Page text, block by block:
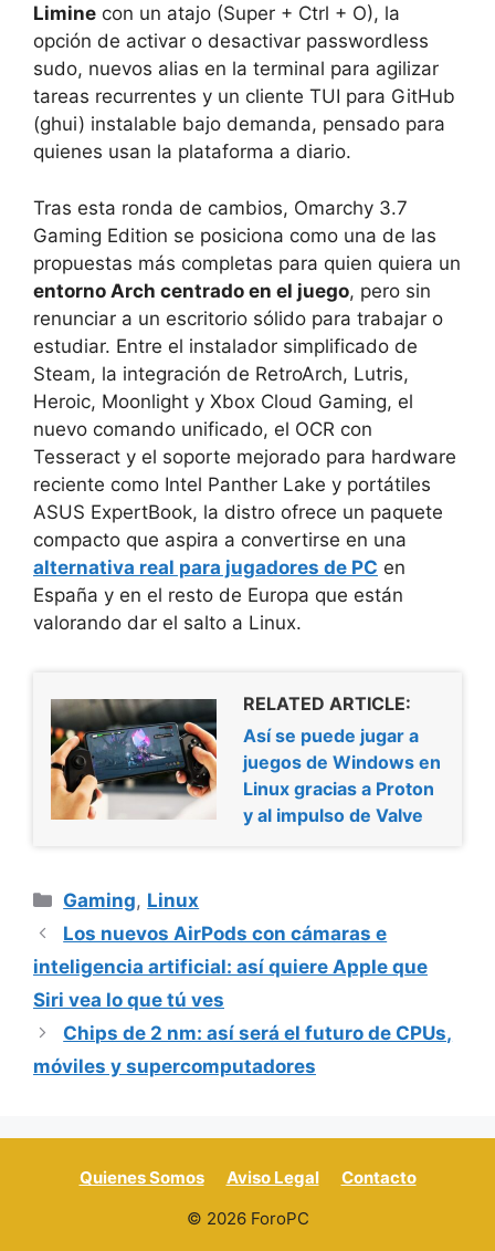
Limine con un atajo (Super + Ctrl + O), la
opción de activar o desactivar passwordless
sudo, nuevos alias en la terminal para agilizar
tareas recurrentes y un cliente TUI para GitHub
(ghui) instalable bajo demanda, pensado para
quienes usan la plataforma a diario.
Tras esta ronda de cambios, Omarchy 3.7
Gaming Edition se posiciona como una de las
propuestas más completas para quien quiera un
entorno Arch centrado en el juego, pero sin
renunciar a un escritorio sólido para trabajar o
estudiar. Entre el instalador simplificado de
Steam, la integración de RetroArch, Lutris,
Heroic, Moonlight y Xbox Cloud Gaming, el
nuevo comando unificado, el OCR con
Tesseract y el soporte mejorado para hardware
reciente como Intel Panther Lake y portátiles
ASUS ExpertBook, la distro ofrece un paquete
compacto que aspira a convertirse en una
alternativa real para jugadores de PC en
España y en el resto de Europa que están
valorando dar el salto a Linux.
RELATED ARTICLE:
Así se puede jugar a
juegos de Windows en
Linux gracias a Proton
y al impulso de Valve
Categorías
Gaming, Linux
Los nuevos AirPods con cámaras e
inteligencia artificial: así quiere Apple que
Siri vea lo que tú ves
Chips de 2 nm: así será el futuro de CPUs,
móviles y supercomputadores
Quienes Somos Aviso Legal
Contacto
© 2026 ForoPC